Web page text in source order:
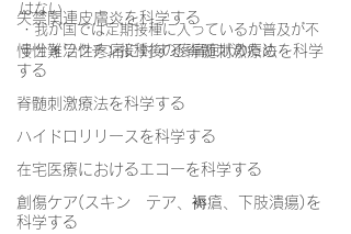
失禁関連皮膚炎を科学する
慢性難治性疼痛に対する脊髄刺激療法を科学
する
脊髄刺激療法を科学する
ハイドロリリースを科学する
在宅医療におけるエコーを科学する
創傷ケア(スキン テア、褥瘡、下肢潰瘍)を
科学する
はない
・我が国では定期接種に入っているが普及が不
十分＊ワクチン接種後の疼痛症状のため